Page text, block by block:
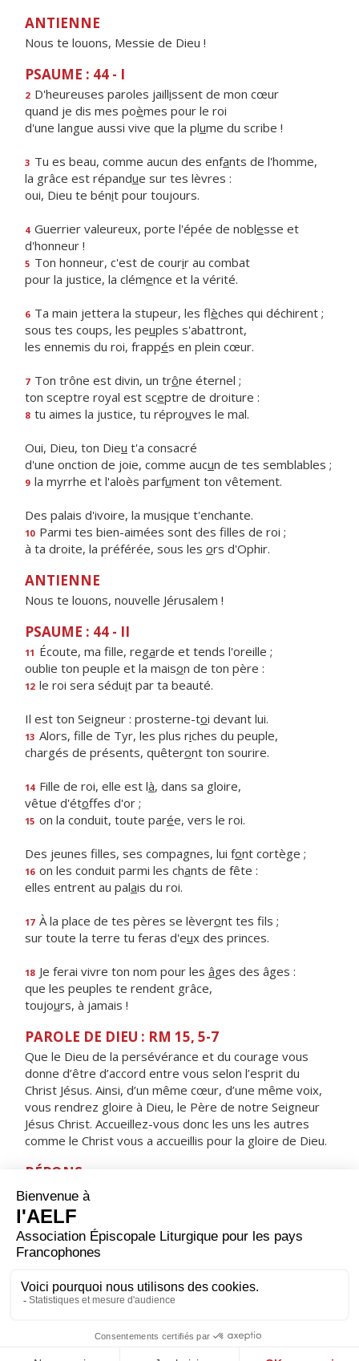
ANTIENNE
Nous te louons, Messie de Dieu !
PSAUME : 44 - I
2 D'heureuses paroles jaillissent de mon cœur
quand je dis mes poèmes pour le roi
d'une langue aussi vive que la plume du scribe !
3 Tu es beau, comme aucun des enfants de l'homme,
la grâce est répandue sur tes lèvres :
oui, Dieu te bénit pour toujours.
4 Guerrier valeureux, porte l'épée de noblesse et
d'honneur !
5 Ton honneur, c'est de courir au combat
pour la justice, la clémence et la vérité.
6 Ta main jettera la stupeur, les flèches qui déchirent ;
sous tes coups, les peuples s'abattront,
les ennemis du roi, frappés en plein cœur.
7 Ton trône est divin, un trône éternel ;
ton sceptre royal est sceptre de droiture :
8 tu aimes la justice, tu réprouves le mal.
Oui, Dieu, ton Dieu t'a consacré
d'une onction de joie, comme aucun de tes semblables ;
9 la myrrhe et l'aloès parfument ton vêtement.
Des palais d'ivoire, la musique t'enchante.
10 Parmi tes bien-aimées sont des flles de roi ;
à ta droite, la préférée, sous les ors d'Ophir.
ANTIENNE
Nous te louons, nouvelle Jérusalem !
PSAUME : 44 - II
11 Écoute, ma fille, regarde et tends l'oreille ;
oublie ton peuple et la maison de ton père :
12 le roi sera séduit par ta beauté.
Il est ton Seigneur : prosterne-toi devant lui.
13 Alors, fille de Tyr, les plus riches du peuple,
chargés de présents, quêteront ton sourire.
14 Fille de roi, elle est là, dans sa gloire,
vêtue d'étoffes d'or ;
15 on la conduit, toute parée, vers le roi.
Des jeunes filles, ses compagnes, lui font cortège ;
16 on les conduit parmi les chants de fête :
elles entrent au palais du roi.
17 À la place de tes pères se lèveront tes fils ;
sur toute la terre tu feras d'eux des princes.
18 Je ferai vivre ton nom pour les âges des âges :
que les peuples te rendent grâce,
toujours, à jamais !
PAROLE DE DIEU : RM 15, 5-7
Que le Dieu de la persévérance et du courage vous
donne d’être d’accord entre vous selon l’esprit du
Christ Jésus. Ainsi, d’un même cœur, d’une même voix,
vous rendrez gloire à Dieu, le Père de notre Seigneur
Jésus Christ. Accueillez-vous donc les uns les autres
comme le Christ vous a accueillis pour la gloire de Dieu.
RÉPONS
V/Le Seigneur aime son peuple,
il donne aux humbles l'éclat de la victoire.
ORAISON
Seigneur, foyer brûlant de charité, accorde-nous une
que tout et d'aimer nos frères à cause de toi. Par Jésus,